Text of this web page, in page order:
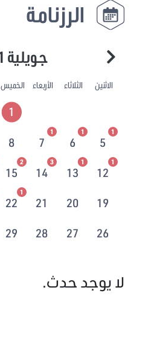
الرزنامة
جويلية 2021
الاثنين الثلاثاء الأربعاء الخميس
1
5
1
6
1
7
1
8
12
1
13
1
14
3
15
2
19
20
21
22
1
26
27
28
29
لا يوجد حدث.